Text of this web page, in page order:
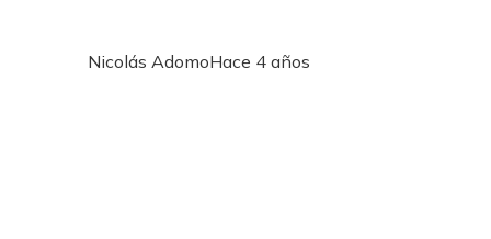
Nicolás AdomoHace 4 años